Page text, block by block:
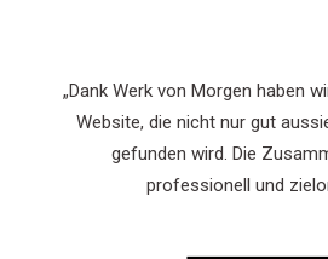
„Dank Werk von Morgen haben
Website, die nicht nur gut
gefunden wird. Die
professionell und